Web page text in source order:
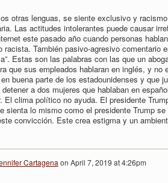
otras lenguas, se siente exclusivo y
Las actitudes intolerantes puede causar
este pasado año cuando personas
racista. También pasivo-agresivo comentario
Estas son las palabras con las que un
que sus empleados hablaran en inglés, y
buena parte de los estadounidenses y que
a dos mujeres que hablaban en
El clima político no ayuda. El presidente
sienta lo mismo como el presidente Trump
convicción. Este crea estigma y un
Cartagena on April 7, 2019 at 4:26pm